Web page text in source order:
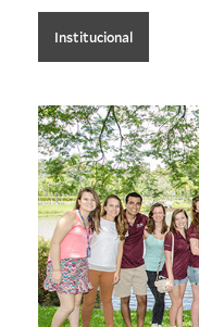
Institucional